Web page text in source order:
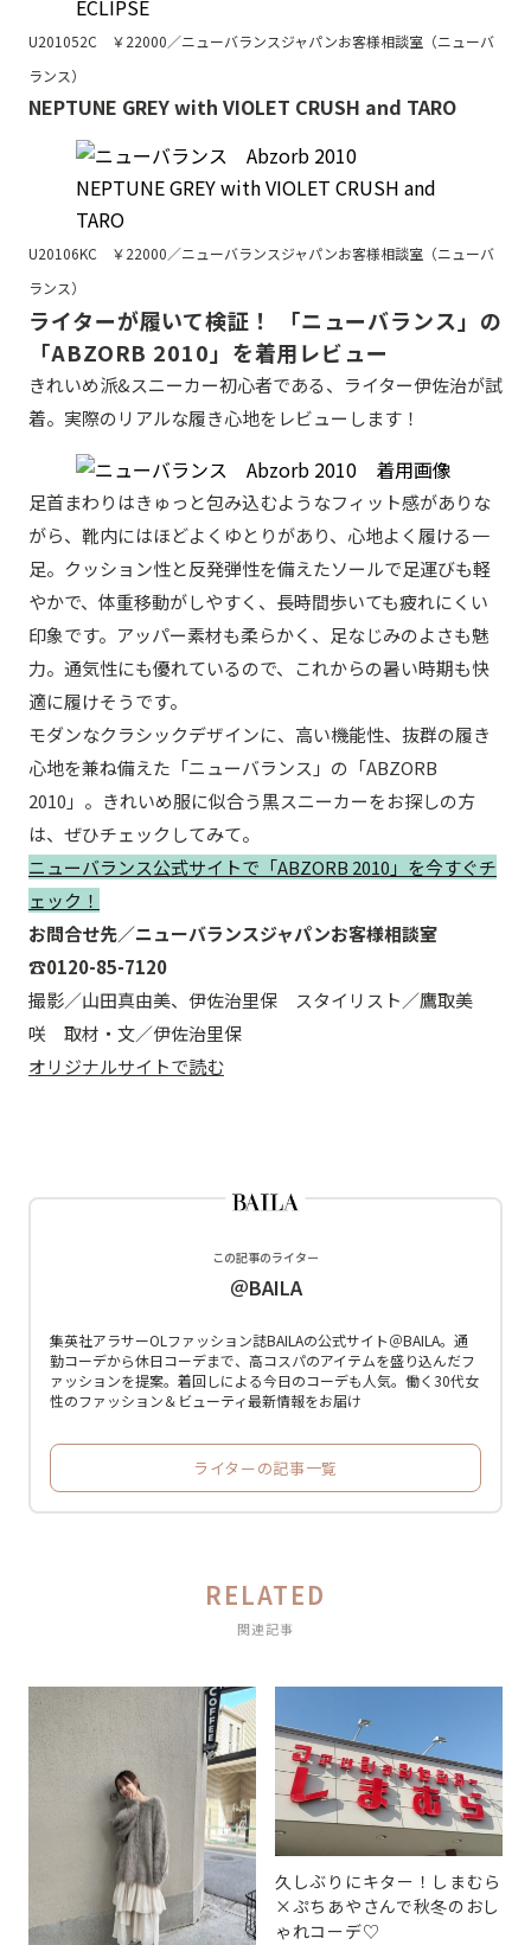
U201052C ￥22000／ニューバランスジャパンお客様相談室（ニューバ
ランス）
NEPTUNE GREY with VIOLET CRUSH and TARO
U20106KC ￥22000／ニューバランスジャパンお客様相談室（ニューバ
ランス）
ライターが履いて検証！ 「ニューバランス」の
「ABZORB 2010」を着用レビュー
きれいめ派&スニーカー初心者である、ライター伊佐治が試
着。実際のリアルな履き心地をレビューします！
足首まわりはきゅっと包み込むようなフィット感がありな
がら、靴内にはほどよくゆとりがあり、心地よく履ける一
足。クッション性と反発弾性を備えたソールで足運びも軽
やかで、体重移動がしやすく、長時間歩いても疲れにくい
印象です。アッパー素材も柔らかく、足なじみのよさも魅
力。通気性にも優れているので、これからの暑い時期も快
適に履けそうです。
モダンなクラシックデザインに、高い機能性、抜群の履き
心地を兼ね備えた「ニューバランス」の「ABZORB
2010」。きれいめ服に似合う黒スニーカーをお探しの方
は、ぜひチェックしてみて。
ニューバランス公式サイトで「ABZORB 2010」を今すぐチ
ェック！
お問合せ先／ニューバランスジャパンお客様相談室
☎︎0120-85-7120
撮影／山田真由美、伊佐治里保 スタイリスト／鷹取美
咲 取材・文／伊佐治里保
オリジナルサイトで読む
この記事のライター
＠BAILA
集英社アラサーOLファッション誌BAILAの公式サイト＠BAILA。通
勤コーデから休日コーデまで、高コスパのアイテムを盛り込んだフ
ァッションを提案。着回しによる今日のコーデも人気。働く30代女
性のファッション＆ビューティ最新情報をお届け
ライターの記事一覧
RELATED
関連記事
久しぶりにキター！しまむら
×ぷちあやさんで秋冬のおし
ゃれコーデ♡